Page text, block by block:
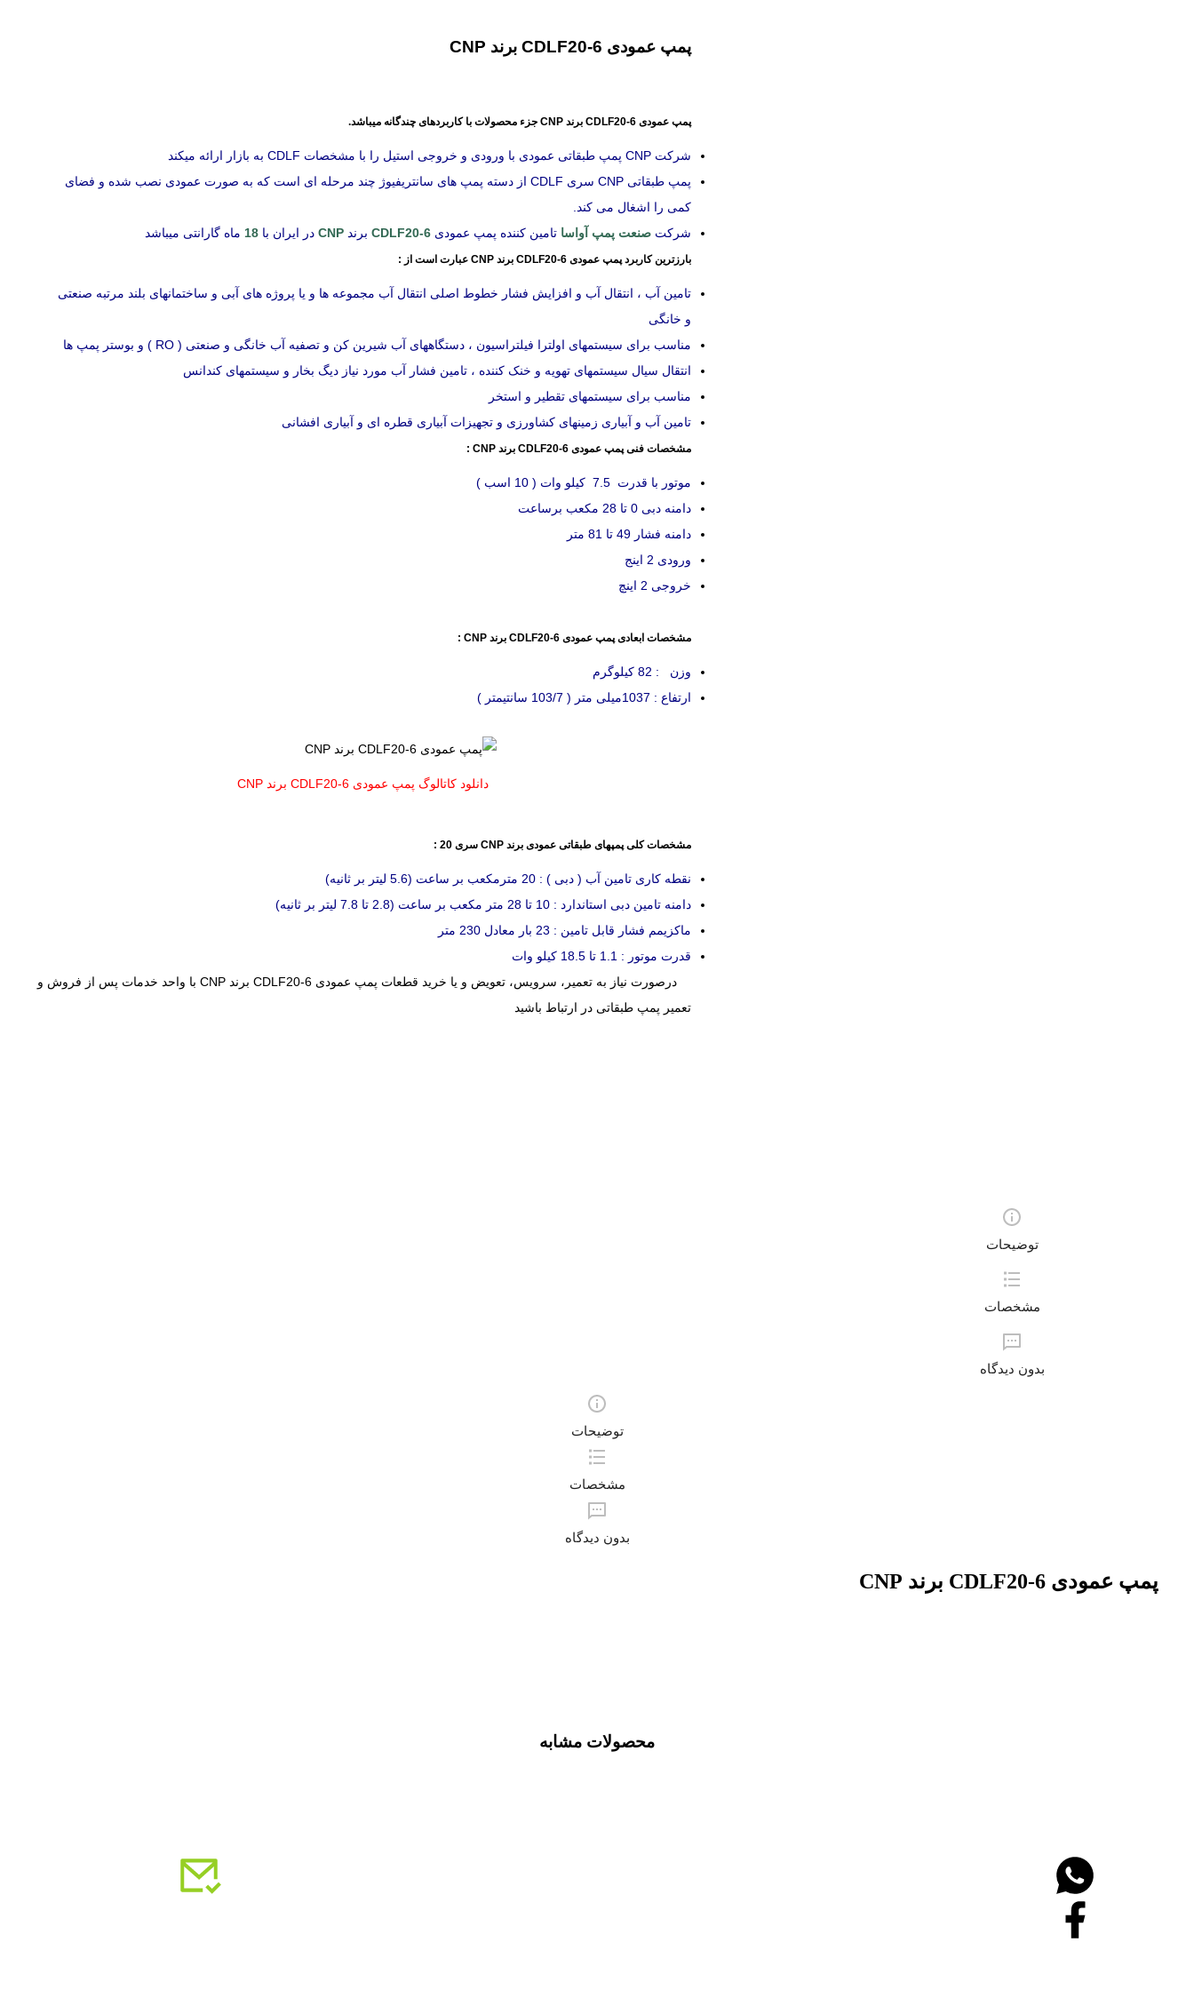
پمپ عمودی CDLF20-6 برند CNP
پمپ عمودی CDLF20-6 برند CNP جزء محصولات با کاربردهای چندگانه میباشد.
شرکت CNP پمپ طبقاتی عمودی با ورودی و خروجی استیل را با مشخصات CDLF به بازار ارائه میکند
پمپ طبقاتی CNP سری
CDLF از دسته پمپ های سانتریفیوژ چند مرحله ای است که به صورت عمودی نصب شده و فضای
کمی را اشغال می کند.
شرکت صنعت پمپ آواسا تامین کننده پمپ عمودیCDLF20-6 برندCNP در ایران با18 ماه گارانتی میباشد
بارزترین کاربرد پمپ عمودی CDLF20-6 برند CNP عبارت است از :
تامین آب ، انتقال آب و افزایش فشار خطوط اصلی انتقال آب مجموعه ها و یا پروژه های آبی و ساختمانهای بلند مرتبه صنعتی
و خانگی
مناسب برای سیستمهای اولترا فیلتراسیون ، دستگاههای آب شیرین کن و تصفیه آب خانگی و صنعتی ( RO ) و بوستر پمپ ها
انتقال سیال سیستمهای تهویه و خنک کننده ، تامین فشار آب مورد نیاز دیگ بخار و سیستمهای کندانس
مناسب برای سیستمهای تقطیر و استخر
تامین آب و آبیاری زمینهای کشاورزی و تجهیزات آبیاری قطره ای و آبیاری افشانی
مشخصات فنی پمپ عمودی CDLF20-6 برند CNP :
موتور با قدرت 7.5 کیلو وات ( 10 اسب )
دامنه دبی 0 تا 28 مکعب برساعت
دامنه فشار 49 تا 81 متر
ورودی 2 اینج
خروجی 2 اینچ
مشخصات ابعادی پمپ عمودی CDLF20-6 برند CNP :
وزن : 82 کیلوگرم
ارتفاع : 1037میلی متر ( 103/7 سانتیمتر )
دانلود کاتالوگ پمپ عمودی CDLF20-6 برند CNP
مشخصات کلی پمپهای طبقاتی عمودی برند CNP سری 20 :
نقطه کاری تامین آب ( دبی ) : 20 مترمکعب بر ساعت (5.6 لیتر بر ثانیه)
دامنه تامین دبی استاندارد : 10 تا 28 متر مکعب بر ساعت (2.8 تا 7.8 لیتر بر ثانیه)
ماکزیمم فشار قابل تامین : 23 بار معادل 230 متر
قدرت موتور : 1.1 تا 18.5 کیلو وات
درصورت نیاز به تعمیر، سرویس، تعویض و یا خرید قطعات پمپ عمودی CDLF20-6 برند CNP با
واحد خدمات پس از فروش و
تعمیر پمپ طبقاتی در ارتباط باشید
توضیحات
مشخصات
بدون دیدگاه
توضیحات
مشخصات
بدون دیدگاه
پمپ عمودی CDLF20-6 برند CNP
محصولات مشابه